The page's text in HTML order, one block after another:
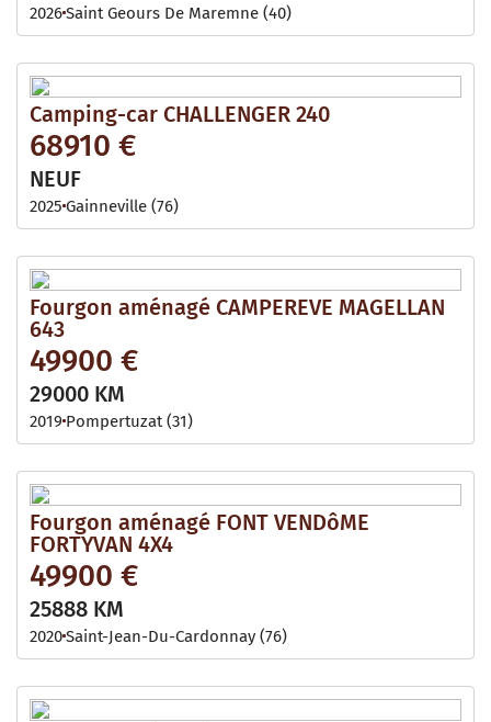
2026Saint Geours De Maremne (40)
Camping-car CHALLENGER 240
68910 €
NEUF
2025 Gainneville (76)
Fourgon aménagé CAMPEREVE MAGELLAN
643
49900 €
29000 KM
2019 Pompertuzat (31)
Fourgon aménagé FONT VENDôME
FORTYVAN 4X4
49900 €
25888 KM
2020Saint-Jean-Du-Cardonnay (76)